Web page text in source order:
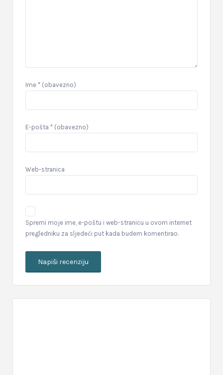
Ime * (obavezno)
E-pošta * (obavezno)
Web-stranica
Spremi moje ime, e-poštu i web-stranicu u ovom internet
pregledniku za sljedeći put kada budem komentirao.